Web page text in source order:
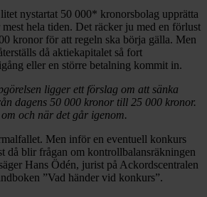
nystartat 50 000* kronorsbolag upprätta
hela tiden. Det räcker ju med en förlust
kronor för att regeln ska börja gälla. Men
då aktiekapitalet så fort
eller en större betalning kommit in.
ligger ett förslag om att sänka
dagens 50 000 kronor till 25 000 kronor.
och när det går igenom.
Men inför en eventuell konkurs
då blir frågan om kontrollbalansräkningen
Hans Ödén, jurist på Ackordscentralen
”Vad händer vid konkurs”.